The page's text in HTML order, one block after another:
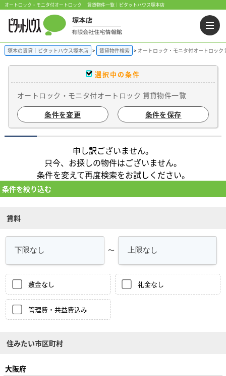
オートロック・モニタ付オートロック ｜賃貸物件一覧｜ピタットハウス塚本店
塚本の賃貸｜ピタットハウス塚本店 賃貸物件検索 オートロック・モニタ付オートロック
選択中の条件
オートロック・モニタ付オートロック 賃貸物件一覧
条件を変更
条件を保存
申し訳ございません。
只今、お探しの物件はございません。
条件を変えて再度検索をお試しください。
条件を絞り込む
賃料
～
敷金なし 礼金なし
管理費・共益費込み
住みたい市区町村
大阪府